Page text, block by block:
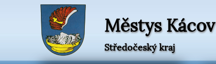
Městys Kácov
Středočeský kraj